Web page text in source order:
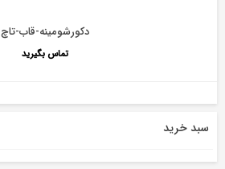
دکورشومینه-قاب-تاچ
تماس بگیرید
سبد خرید